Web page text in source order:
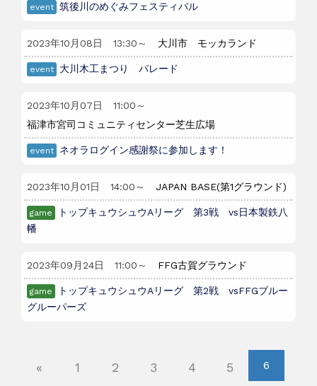
event 筑後川のめぐみフェスティバル
2023年10月08日 13:30 ～ 大川市 モッカランド
event 大川木工まつり パレード
2023年10月07日 11:00 ～
福津市宮司コミュニティセンター芝生広場
event ネオラログイン感謝祭に参加します！
2023年10月01日 14:00 ～ JAPAN BASE(第1グラウンド)
game
トップキュウシュウAリーグ 第3戦 vs日本製鉄八
幡
2023年09月24日 11:00 ～ FFG古賀グラウンド
game
トップキュウシュウAリーグ 第2戦 vsFFGブルー
グルーパーズ
« 1 2 3 4 5 6